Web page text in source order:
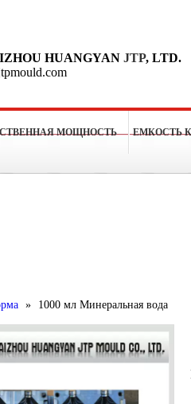
HUANGYAN JTP, LTD.
МОЩНОСТЬ ЕМКОСТЬ
» 1000 мл Минеральная вода